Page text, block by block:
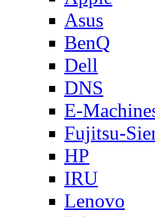
Asus
BenQ
Dell
DNS
E-
Fujitsu-
HP
IRU
Lenovo